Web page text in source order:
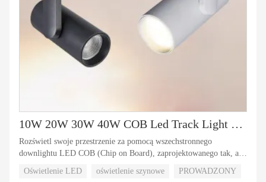
10W 20W 30W 40W COB Led Track Light Shop Focus Lamp Retail Spot Lighting Oprawy Reflektory Liniowa magnetyczna lampa śledząca szynę
Rozświetl swoje przestrzenie za pomocą wszechstronnego
downlightu LED COB (Chip on Board), zaprojektowanego tak, aby
zastosowań. Idealny do biur, sklepów detalicznych, domów i
Oświetlenie LED oświetlenie szynowe PROWADZONY